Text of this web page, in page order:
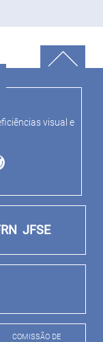
visual e
JFSE
COMISSÃO DE